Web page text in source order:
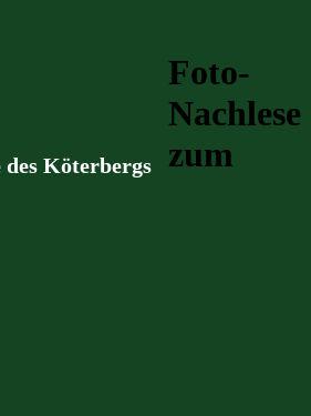
Köterbergs
Foto-
Nachlese
zum